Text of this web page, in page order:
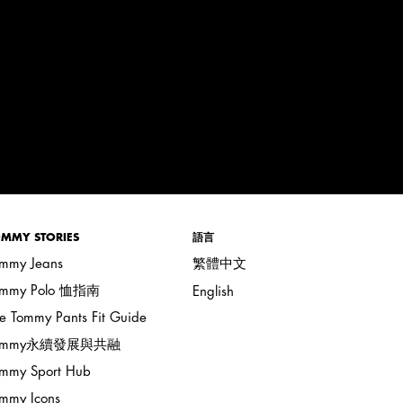
STORIES
Jeans
Polo 恤指南
Tommy Pants Fit Guide
永續發展與共融
Sport Hub
Icons
語言
繁體中文
English